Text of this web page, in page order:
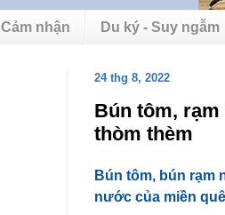
Cảm nhận Du ký - Suy ngẫm
24 thg 8, 2022
Bún tôm, rạm
thòm thèm
Bún tôm, bún rạm
nước của miền